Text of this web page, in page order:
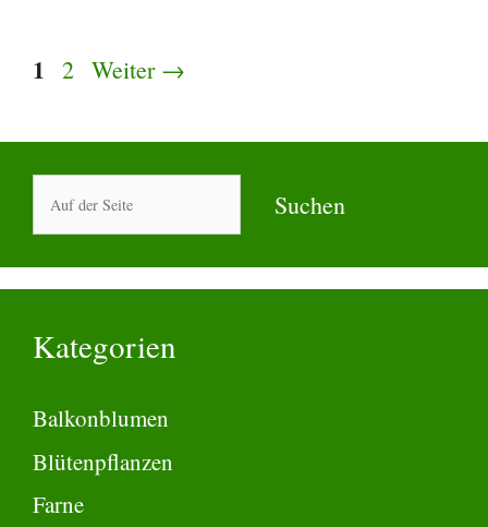
Seite
1 Seite
2 Weiter →
Suchen
Kategorien
Balkonblumen
Blütenpflanzen
Farne